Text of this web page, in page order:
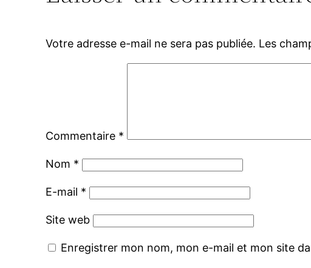
Votre adresse e-mail ne sera pas publiée. Les
Commentaire *
Nom *
E-mail *
Site web
Enregistrer mon nom, mon e-mail et mon site